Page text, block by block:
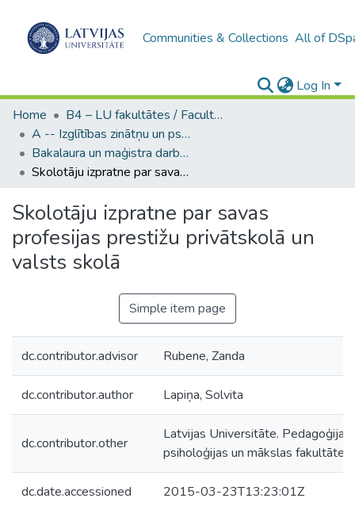
Communities & Collections All of
Log In
Home
B4 – LU fakultātes / Faculties of the UL
A -- Izglītības zinātņu un psiholoģijas fakultāte / Faculty of Education Sciences and Psychology
Bakalaura un maģistra darbi (PPMF) / Bachelor's and Master's theses
Skolotāju izpratne par savas profesijas prestižu privātskolā un valsts skolā
Skolotāju izpratne par savas
profesijas prestižu privātskolā un
valsts skolā
Simple item page
dc.contributor.advisor Rubene, Zanda
dc.contributor.author Lapiņa, Solvita
dc.contributor.other
Latvijas Universitāte. Pedagoģijas,
psiholoģijas un mākslas fakultāte
dc.date.accessioned 2015-03-23T13:23:01Z